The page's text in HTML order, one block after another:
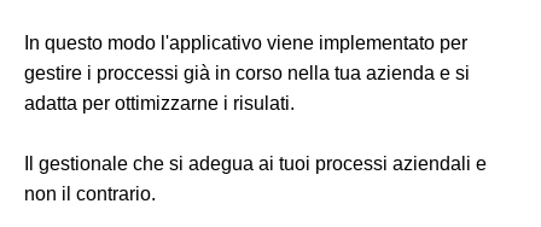
In questo modo l'applicativo viene implementato per
gestire i proccessi già in corso nella tua azienda e si
adatta per ottimizzarne i risulati.
Il gestionale che si adegua ai tuoi processi aziendali e
non il contrario.